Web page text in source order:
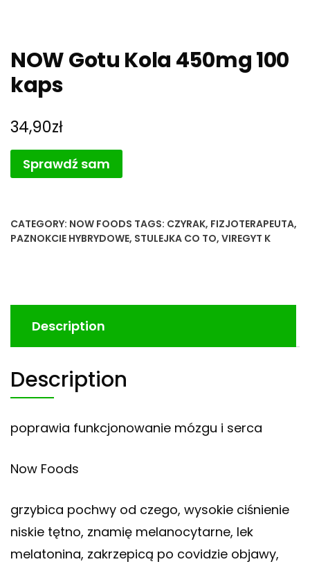
NOW Gotu Kola 450mg 100
kaps
34,90zł
Sprawdź sam
CATEGORY: NOW FOODS TAGS: CZYRAK, FIZJOTERAPEUTA,
PAZNOKCIE HYBRYDOWE, STULEJKA CO TO, VIREGYT K
Description
Description
poprawia funkcjonowanie mózgu i serca
Now Foods
grzybica pochwy od czego, wysokie ciśnienie
niskie tętno, znamię melanocytarne, lek
melatonina, zakrzepicą po covidzie objawy,